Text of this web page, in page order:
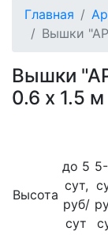
Главная
Вышки
Вышки
0.6 х 1.5 м
Высота
до 5
сут,
руб/
сут